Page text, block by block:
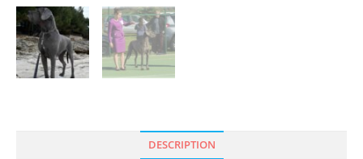
DESCRIPTION